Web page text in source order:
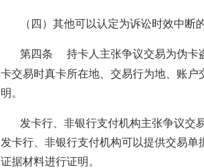
（四）其他可以认定为诉讼时效中断
第四条
持卡人主张争议交易为伪卡
卡交易时真卡所在地、交易行为地、账
明。
发卡行、非银行支付机构主张争议交
发卡行、非银行支付机构可以提供交易
证据材料进行证明。